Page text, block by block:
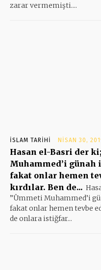
zarar vermemişti....
İSLAM TARIHI NISAN 30,
Hasan el-Basri der
Muhammed’i
fakat onlar hemen
kırdılar. Ben de...
”Ümmeti Muhammed’i
fakat onlar hemen tevbe
de onlara istiğfar...